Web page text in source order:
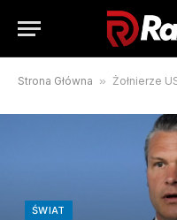
Strona Główna » Żołnierze
ŚWIAT